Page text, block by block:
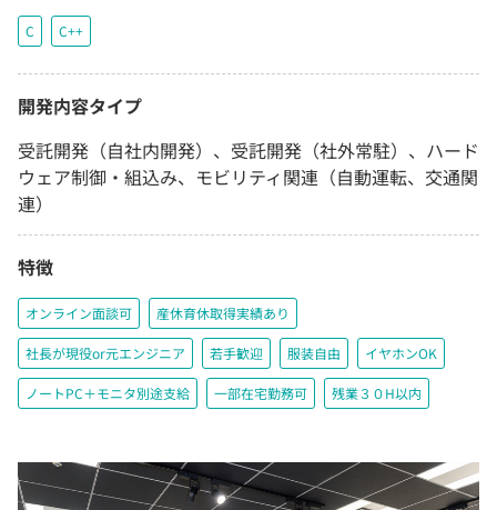
C C++
開発内容タイプ
受託開発（自社内開発）、受託開発（社外常駐）、ハード
ウェア制御・組込み、モビリティ関連（自動運転、交通関
連）
特徴
オンライン面談可 産休育休取得実績あり
社長が現役or元エンジニア 若手歓迎 服装自由 イヤホンOK
ノートPC＋モニタ別途支給 一部在宅勤務可 残業３０H以内